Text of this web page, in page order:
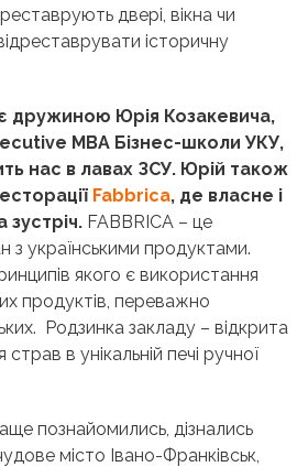
двері, вікна чи
історичну
дружиною Юрія Козакевича,
MBA Бізнес-школи УКУ,
нас в лавах ЗСУ. Юрій також
Fabbrica, де власне і
FABBRICA – це
з українськими продуктами.
якого є використання
продуктів, переважно
Родзинка закладу – відкрита
в унікальній печі ручної
познайомились, дізнались
місто Івано-Франківськ,